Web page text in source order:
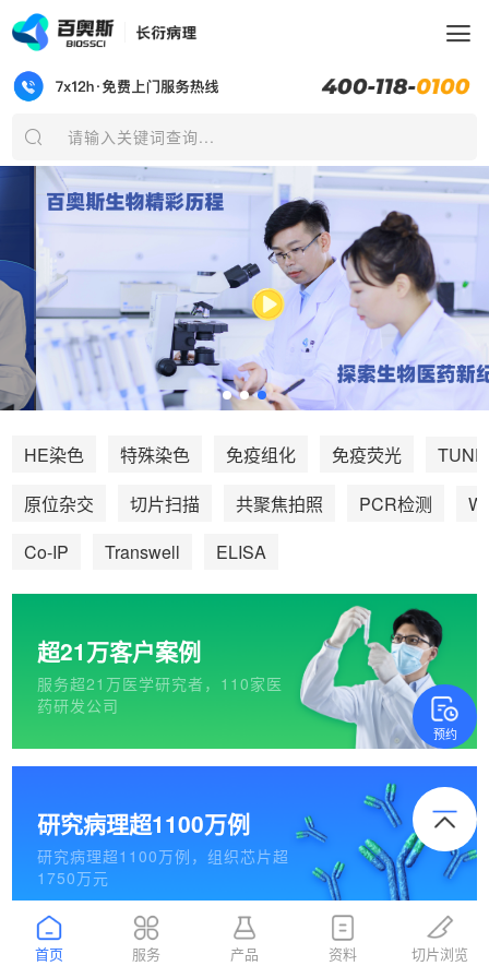
预约
请输入关键词查询...
HE染色 特殊染色 免疫组化 免疫荧光
原位杂交
切片扫描 共聚焦拍照 PCR检测
Co-IP
Transwell ELISA
超21万客户案例
服务超21万医学研究者，110家医
药研发公司
研究病理超1100万例
研究病理超1100万例，组织芯片超
1750万元
首页 服务 产品 资料 切片浏览